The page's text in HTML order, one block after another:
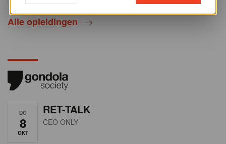
Alle opleidingen
DO
8
OKT
RET-TALK
CEO ONLY